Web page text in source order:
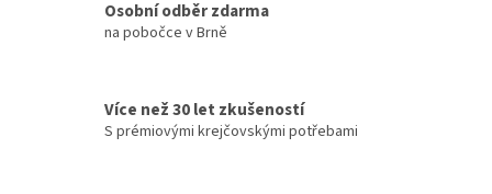
Osobní odběr zdarma
na pobočce v Brně
Více než 30 let zkušeností
S prémiovými krejčovskými potřebami